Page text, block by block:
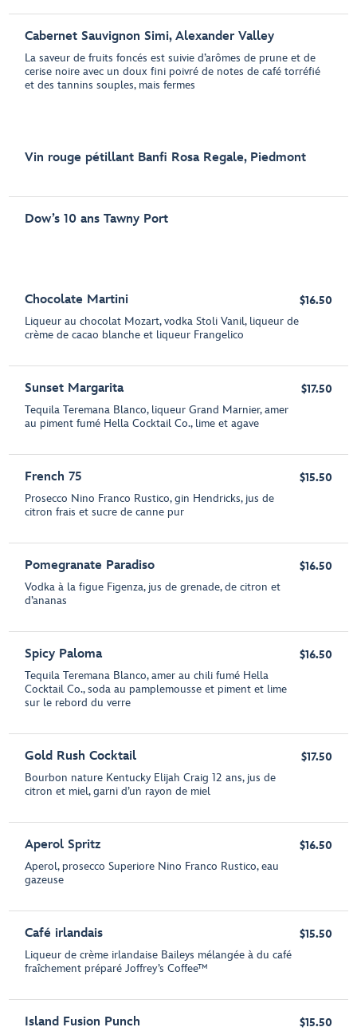
Cabernet Sauvignon Simi, Alexander Valley
La saveur de fruits foncés est suivie d’arômes de prune et de
cerise noire avec un doux fini poivré de notes de café torréfié
et des tannins souples, mais fermes
Vin rouge pétillant Banfi Rosa Regale, Piedmont
Dow’s 10 ans Tawny Port
Chocolate Martini
Liqueur au chocolat Mozart, vodka Stoli Vanil, liqueur de
crème de cacao blanche et liqueur Frangelico
$16.50
Sunset Margarita
Tequila Teremana Blanco, liqueur Grand Marnier, amer
au piment fumé Hella Cocktail Co., lime et agave
$17.50
French 75
Prosecco Nino Franco Rustico, gin Hendricks, jus de
citron frais et sucre de canne pur
$15.50
Pomegranate Paradiso
Vodka à la figue Figenza, jus de grenade, de citron et
d’ananas
$16.50
Spicy Paloma
Tequila Teremana Blanco, amer au chili fumé Hella
Cocktail Co., soda au pamplemousse et piment et lime
sur le rebord du verre
$16.50
Gold Rush Cocktail
Bourbon nature Kentucky Elijah Craig 12 ans, jus de
citron et miel, garni d’un rayon de miel
$17.50
Aperol Spritz
Aperol, prosecco Superiore Nino Franco Rustico, eau
gazeuse
$16.50
Café irlandais
Liqueur de crème irlandaise Baileys mélangée à du café
fraîchement préparé Joffrey’s Coffee™
$15.50
Island Fusion Punch $15.50